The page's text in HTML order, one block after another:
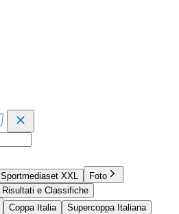
Sportmediaset XXL
Foto
Risultati e Classifiche
Coppa Italia
Supercoppa Italiana